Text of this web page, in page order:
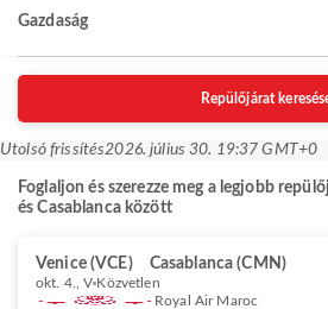
Gazdaság
Repülőjárat
Utolsó frissítés2026. július 30. 19:37 GMT+0
Foglaljon és szerezze meg a legjobb
és Casablanca között
Venice (VCE) Casablanca (CMN)
okt. 4., V Közvetlen
Royal Air Maroc